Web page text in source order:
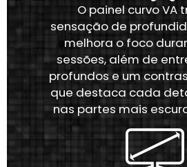
O painel curvo VA
sensação de
melhora o foco
sessões, além de
profundos e um
que destaca cada
nas partes mais